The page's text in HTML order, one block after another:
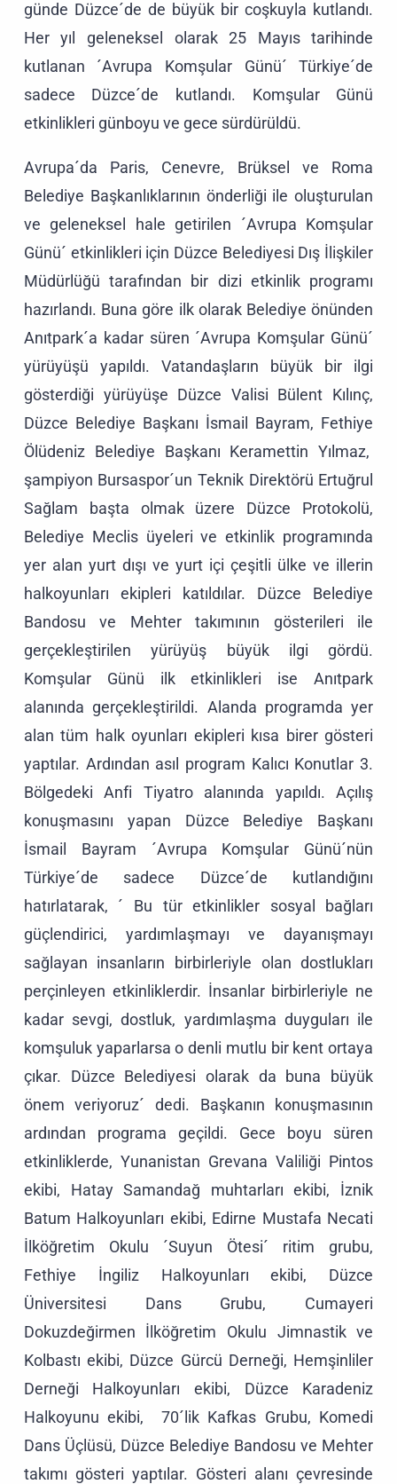
günde Düzce´de de büyük bir coşkuyla kutlandı.
Her yıl geleneksel olarak 25 Mayıs tarihinde
kutlanan ´Avrupa Komşular Günü´ Türkiye´de
sadece Düzce´de kutlandı. Komşular Günü
etkinlikleri günboyu ve gece sürdürüldü.
Avrupa´da Paris, Cenevre, Brüksel ve Roma
Belediye Başkanlıklarının önderliği ile oluşturulan
ve geleneksel hale getirilen ´Avrupa Komşular
Günü´ etkinlikleri için Düzce Belediyesi Dış İlişkiler
Müdürlüğü tarafından bir dizi etkinlik programı
hazırlandı. Buna göre ilk olarak Belediye önünden
Anıtpark´a kadar süren ´Avrupa Komşular Günü´
yürüyüşü yapıldı. Vatandaşların büyük bir ilgi
gösterdiği yürüyüşe Düzce Valisi Bülent Kılınç,
Düzce Belediye Başkanı İsmail Bayram, Fethiye
Ölüdeniz Belediye Başkanı Keramettin Yılmaz,
şampiyon Bursaspor´un Teknik Direktörü Ertuğrul
Sağlam başta olmak üzere Düzce Protokolü,
Belediye Meclis üyeleri ve etkinlik programında
yer alan yurt dışı ve yurt içi çeşitli ülke ve illerin
halkoyunları ekipleri katıldılar. Düzce Belediye
Bandosu ve Mehter takımının gösterileri ile
gerçekleştirilen yürüyüş büyük ilgi gördü.
Komşular Günü ilk etkinlikleri ise Anıtpark
alanında gerçekleştirildi. Alanda programda yer
alan tüm halk oyunları ekipleri kısa birer gösteri
yaptılar. Ardından asıl program Kalıcı Konutlar 3.
Bölgedeki Anfi Tiyatro alanında yapıldı. Açılış
konuşmasını yapan Düzce Belediye Başkanı
İsmail Bayram ´Avrupa Komşular Günü´nün
Türkiye´de sadece Düzce´de kutlandığını
hatırlatarak, ´ Bu tür etkinlikler sosyal bağları
güçlendirici, yardımlaşmayı ve dayanışmayı
sağlayan insanların birbirleriyle olan dostlukları
perçinleyen etkinliklerdir. İnsanlar birbirleriyle ne
kadar sevgi, dostluk, yardımlaşma duyguları ile
komşuluk yaparlarsa o denli mutlu bir kent ortaya
çıkar. Düzce Belediyesi olarak da buna büyük
önem veriyoruz´ dedi. Başkanın konuşmasının
ardından programa geçildi. Gece boyu süren
etkinliklerde, Yunanistan Grevana Valiliği Pintos
ekibi, Hatay Samandağ muhtarları ekibi, İznik
Batum Halkoyunları ekibi, Edirne Mustafa Necati
İlköğretim Okulu ´Suyun Ötesi´ ritim grubu,
Fethiye İngiliz Halkoyunları ekibi, Düzce
Üniversitesi Dans Grubu, Cumayeri
Dokuzdeğirmen İlköğretim Okulu Jimnastik ve
Kolbastı ekibi, Düzce Gürcü Derneği, Hemşinliler
Derneği Halkoyunları ekibi, Düzce Karadeniz
Halkoyunu ekibi, 70´lik Kafkas Grubu, Komedi
Dans Üçlüsü, Düzce Belediye Bandosu ve Mehter
takımı gösteri yaptılar. Gösteri alanı çevresinde